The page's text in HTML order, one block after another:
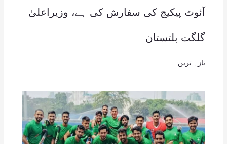
آئوٹ پیکیج کی سفارش کی ہے، وزیراعلیٰ
گلگت بلتستان
تازہ ترین